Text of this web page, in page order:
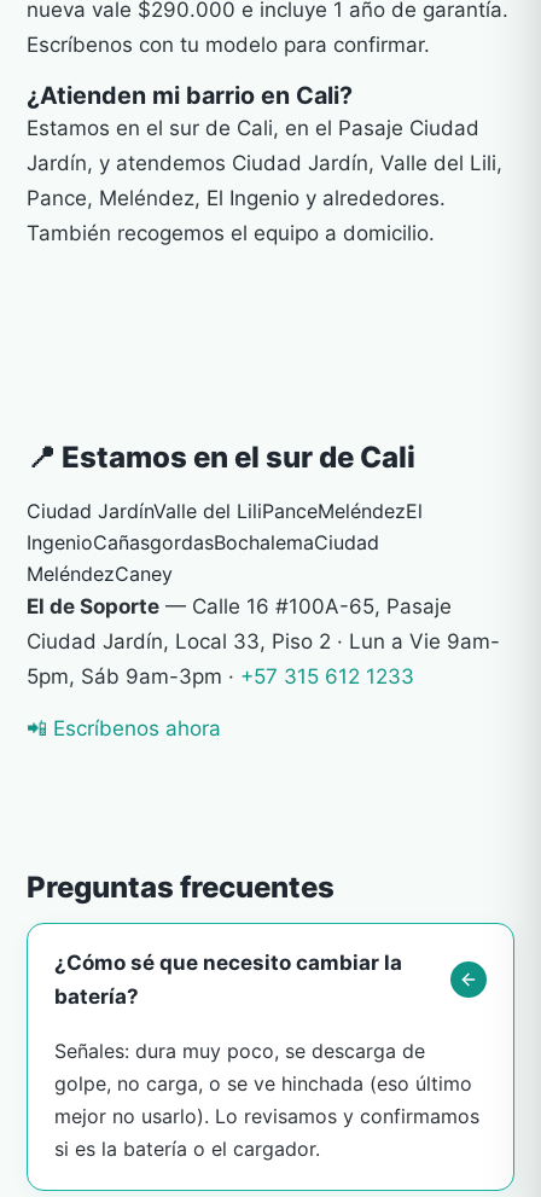
nueva vale $290.000 e incluye 1 año de garantía.
Escríbenos con tu modelo para confirmar.
¿Atienden mi barrio en Cali?
Estamos en el sur de Cali, en el Pasaje Ciudad
Jardín, y atendemos Ciudad Jardín, Valle del Lili,
Pance, Meléndez, El Ingenio y alrededores.
También recogemos el equipo a domicilio.
📍 Estamos en el sur de Cali
Ciudad JardínValle del LiliPanceMeléndezEl
IngenioCañasgordasBochalemaCiudad
MeléndezCaney
El de Soporte — Calle 16 #100A-65, Pasaje
Ciudad Jardín, Local 33, Piso 2 · Lun a Vie 9am-
5pm, Sáb 9am-3pm · +57 315 612 1233
📲 Escríbenos ahora
Preguntas frecuentes
¿Cómo sé que necesito cambiar la
batería?
Señales: dura muy poco, se descarga de
golpe, no carga, o se ve hinchada (eso último
mejor no usarlo). Lo revisamos y confirmamos
si es la batería o el cargador.